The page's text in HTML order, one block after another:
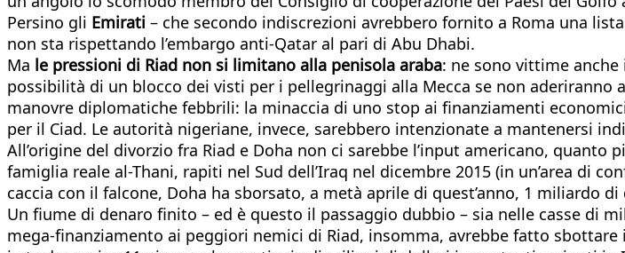
Persino gli Emirati – che secondo indiscrezioni avrebbero fornito a Roma una
non sta rispettando l’embargo anti-Qatar al pari di Abu Dhabi.
Ma le pressioni di Riad non si limitano alla penisola araba: ne sono vittime
possibilità di un blocco dei visti per i pellegrinaggi alla Mecca se non aderiranno
manovre diplomatiche febbrili: la minaccia di uno stop ai finanziamenti
per il Ciad. Le autorità nigeriane, invece, sarebbero intenzionate a mantenersi
All’origine del divorzio fra Riad e Doha non ci sarebbe l’input americano,
famiglia reale al-Thani, rapiti nel Sud dell’Iraq nel dicembre 2015 (in un’area di
caccia con il falcone, Doha ha sborsato, a metà aprile di quest’anno, 1 miliardo
Un fiume di denaro finito – ed è questo il passaggio dubbio – sia nelle casse di
mega-finanziamento ai peggiori nemici di Riad, insomma, avrebbe fatto sbottare